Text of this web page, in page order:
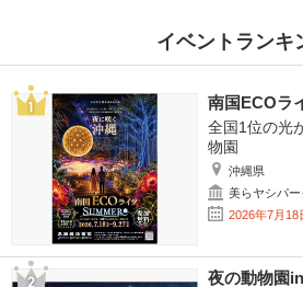
イベントランキ
南国ECOラ
全国1位の光
物園
沖縄県
美らヤシパ
2026年7月18
夜の動物園